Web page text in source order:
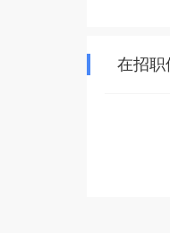
在招职